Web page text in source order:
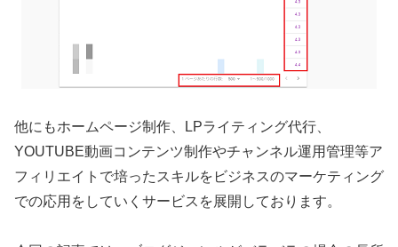
他にもホームページ制作、LPライティング代行、
YOUTUBE動画コンテンツ制作やチャンネル運用管理等ア
フィリエイトで培ったスキルをビジネスのマーケティング
での応用をしていくサービスを展開しております。